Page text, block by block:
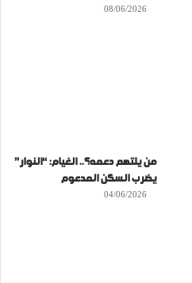
08/06/2026
من يلتهم دعمه؟.. الغيام: “النوار”
يضرب السكن المدعوم
04/06/2026